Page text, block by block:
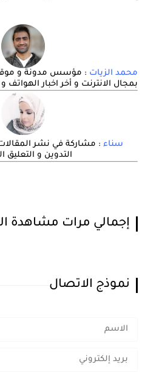
محمد الزيات
بمجال الانترنت و أخر اخبار الهواتف و
سناء : مشاركة في نشر
التدوين و التعليق
إجمالي مرات مشاهدة
نموذج الاتصال